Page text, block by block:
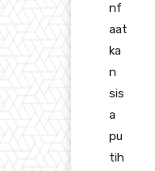
nf
aat
ka
n
sis
a
pu
tih